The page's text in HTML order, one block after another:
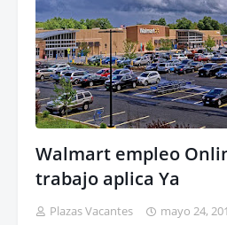
Walmart empleo
trabajo aplica Ya
Plazas Vacantes mayo 24,